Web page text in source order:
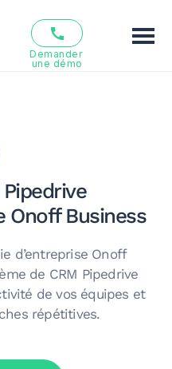
Demander
une démo
Onoff Business
d’entreprise Onoff
de CRM Pipedrive
de vos équipes et
répétitives.